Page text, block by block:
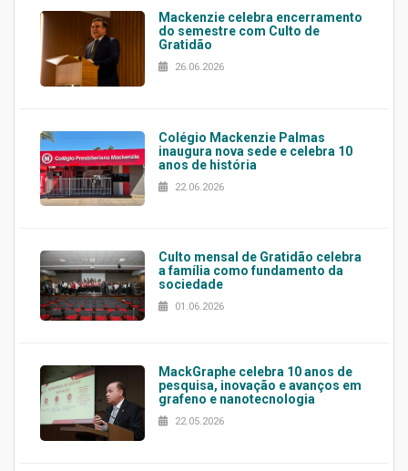
Mackenzie celebra encerramento
do semestre com Culto de
Gratidão
26.06.2026
Colégio Mackenzie Palmas
inaugura nova sede e celebra 10
anos de história
22.06.2026
Culto mensal de Gratidão celebra
a família como fundamento da
sociedade
01.06.2026
MackGraphe celebra 10 anos de
pesquisa, inovação e avanços em
grafeno e nanotecnologia
22.05.2026